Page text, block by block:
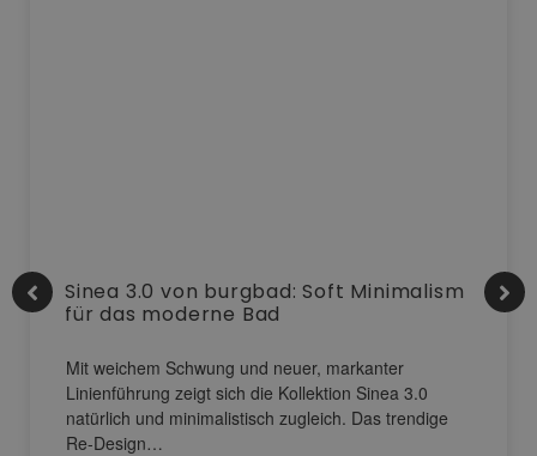
Sinea 3.0 von burgbad: Soft Minimalism
für das moderne Bad
Mit weichem Schwung und neuer, markanter
Linienführung zeigt sich die Kollektion Sinea 3.0
natürlich und minimalistisch zugleich. Das trendige
Re-Design…